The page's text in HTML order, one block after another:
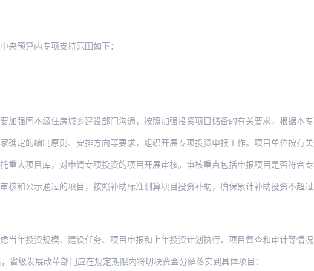
央预算内专项支持范围如下：
同本级住房城乡建设部门沟通，按照加强投资项目储备的有关要求，根据本专项支持范围，依托
的编制原则、安排方向等要求，组织开展专项投资申报工作。项目单位按有关规定向省级发展
项目库，对申请专项投资的项目开展审核。审核重点包括申报项目是否符合专项支持范围、是否重复
示通过的项目，按照补助标准测算项目投资补助，确保累计补助投资不超过上限，并根据项目建设资金
资规模、建设任务、项目申报和上年投资计划执行、项目督查和审计等情况，确定年度各地中央预算
省级发展改革部门应在规定期限内将切块资金分解落实到具体项目：